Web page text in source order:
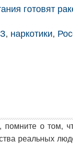
готовят
, наркотики,
помните о том,
реальных